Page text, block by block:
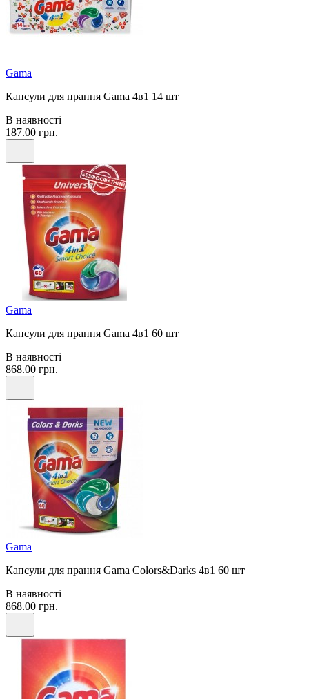
Gama
Капсули для прання Gama 4в1 14 шт
В наявності
187.00 грн.
Gama
Капсули для прання Gama 4в1 60 шт
В наявності
868.00 грн.
Gama
Капсули для прання Gama Colors&Darks 4в1 60 шт
В наявності
868.00 грн.